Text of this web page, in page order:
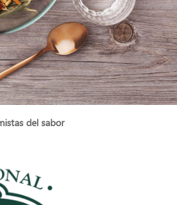
del sabor